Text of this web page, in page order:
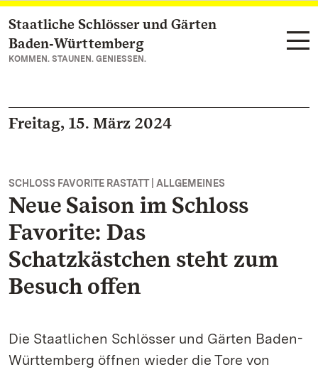
Zum Hauptinhalt springen
Staatliche Schlösser und Gärten
Baden‑Württemberg
KOMMEN. STAUNEN. GENIESSEN.
Freitag, 15. März 2024
SCHLOSS FAVORITE RASTATT | ALLGEMEINES
Neue Saison im Schloss
Favorite: Das
Schatzkästchen steht zum
Besuch offen
Die Staatlichen Schlösser und Gärten Baden-
Württemberg öffnen wieder die Tore von